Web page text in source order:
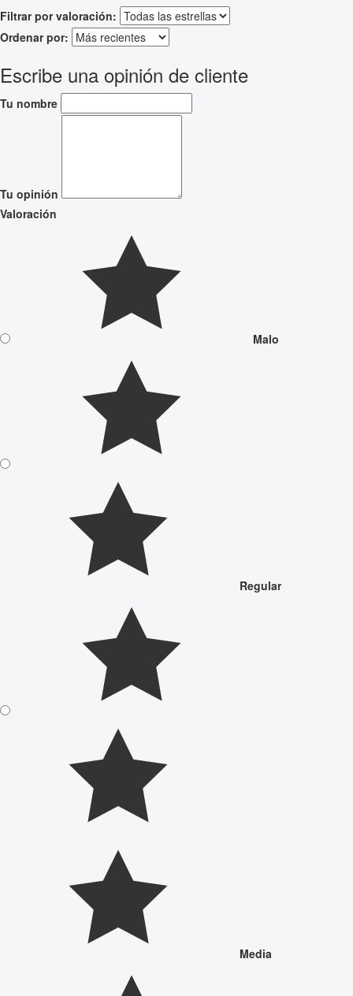
Filtrar por valoración:
Ordenar por:
Escribe una opinión de cliente
Tu nombre
Tu opinión
Valoración
Malo
Regular
Media